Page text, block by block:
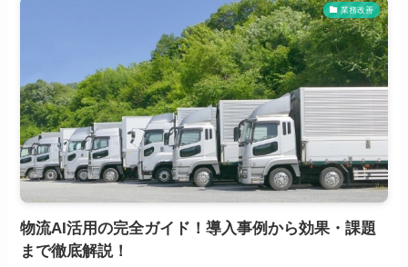
業務改善
物流AI活用の完全ガイド！導入事例から効果・課題
まで徹底解説！